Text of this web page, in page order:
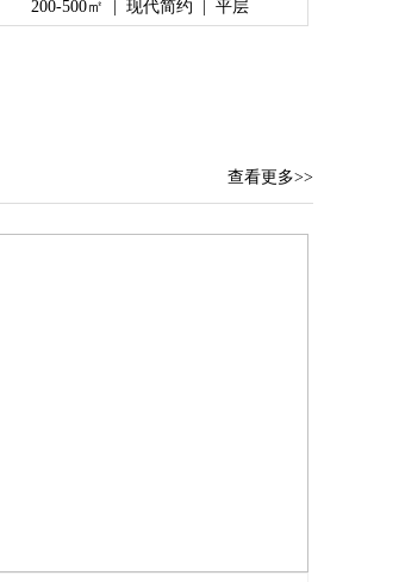
200-500㎡
现代简约 平层
查看更多>>